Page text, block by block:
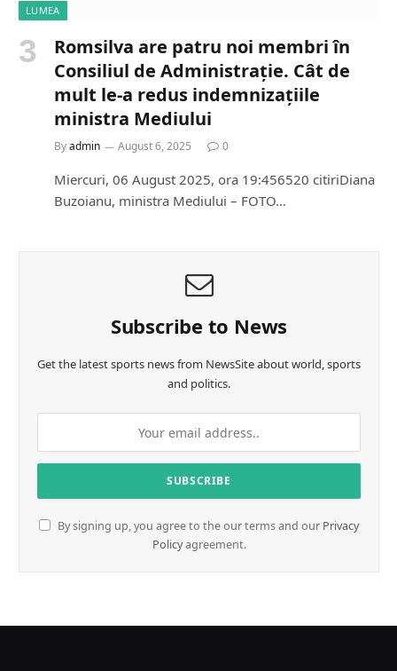
LUMEA
Romsilva are patru noi membri în
Consiliul de Administrație. Cât de
mult le-a redus indemnizațiile
ministra Mediului
Byadmin August 6, 2025 0
Miercuri, 06 August 2025, ora 19:456520 citiriDiana
Buzoianu, ministra Mediului – FOTO…
Subscribe to News
Get the latest sports news from NewsSite about world, sports
and politics.
By signing up, you agree to the our terms and our Privacy
Policyagreement.